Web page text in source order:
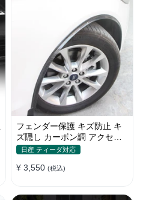
フェンダー保護 キズ防止 キ
ズ隠し カーボン調 アクセサ
リー 取付簡単 保護ステッカ
日産 ティーダ対応
¥ 3,550 (税込)